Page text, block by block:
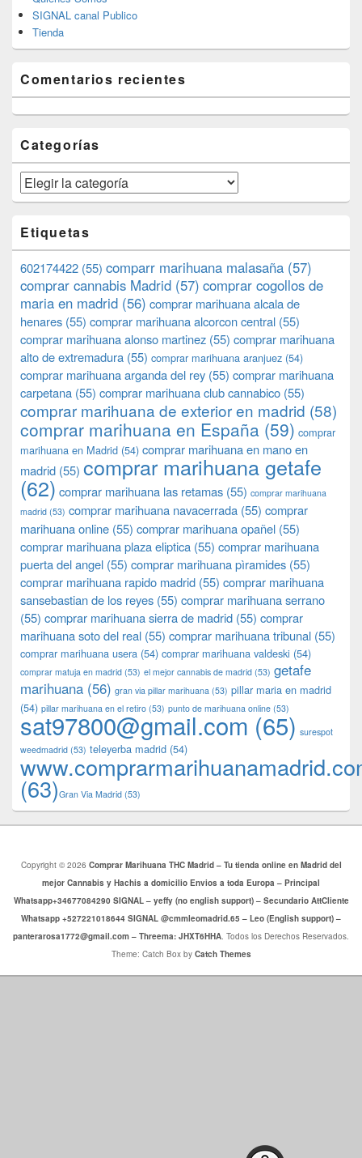
SIGNAL canal Publico
Tienda
Comentarios recientes
Categorías
Categorías
Etiquetas
602174422 (55) comparr marihuana malasaña (57)
comprar cannabis Madrid (57) comprar cogollos de
maria en madrid (56) comprar marihuana alcala de
henares (55) comprar marihuana alcorcon central (55)
comprar marihuana alonso martinez (55) comprar marihuana
alto de extremadura (55) comprar marihuana aranjuez (54)
comprar marihuana arganda del rey (55) comprar marihuana
carpetana (55) comprar marihuana club cannabico (55)
comprar marihuana de exterior en madrid (58)
comprar marihuana en España (59) comprar
marihuana en Madrid (54) comprar marihuana en mano en
madrid (55) comprar marihuana getafe
(62) comprar marihuana las retamas (55) comprar marihuana
madrid (53) comprar marihuana navacerrada (55) comprar
marihuana online (55) comprar marihuana opañel (55)
comprar marihuana plaza eliptica (55) comprar marihuana
puerta del angel (55) comprar marihuana pìramides (55)
comprar marihuana rapido madrid (55) comprar marihuana
sansebastian de los reyes (55) comprar marihuana serrano
(55) comprar marihuana sierra de madrid (55) comprar
marihuana soto del real (55) comprar marihuana tribunal (55)
comprar marihuana usera (54) comprar marihuana valdeski (54)
comprar matuja en madrid (53) el mejor cannabis de madrid (53) getafe
marihuana (56) gran via pillar marihuana (53) pillar maria en madrid
(54) pillar marihuana en el retiro (53) punto de marihuana online (53)
sat97800@gmail.com (65) surespot
weedmadrid (53) teleyerba madrid (54)
(63)​​Gran Via Madrid (53)
Copyright © 2026 Comprar Marihuana THC Madrid – Tu tienda online en Madrid del
mejor Cannabis y Hachis a domicilio Envios a toda Europa – Principal
Whatsapp+34677084290 SIGNAL – yeffy (no english support) – Secundario AttCliente
Whatsapp +527221018644 SIGNAL @cmmleomadrid.65 – Leo (English support) –
panterarosa1772@gmail.com – Threema: JHXT6HHA. Todos los Derechos Reservados.
Theme: Catch Box by Catch Themes